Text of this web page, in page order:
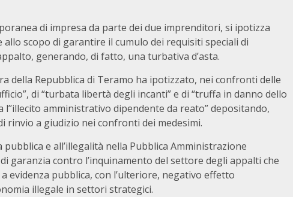
di impresa da parte dei due imprenditori, si ipotizza
scopo di garantire il cumulo dei requisiti speciali di
generando, di fatto, una turbativa d’asta.
della Repubblica di Teramo ha ipotizzato, nei confronti delle
di “turbata libertà degli incanti” e di “truffa in danno dello
amministrativo dipendente da reato” depositando,
rinvio a giudizio nei confronti dei medesimi.
e all’illegalità nella Pubblica Amministrazione
garanzia contro l’inquinamento del settore degli appalti che
evidenza pubblica, con l’ulteriore, negativo effetto
illegale in settori strategici.